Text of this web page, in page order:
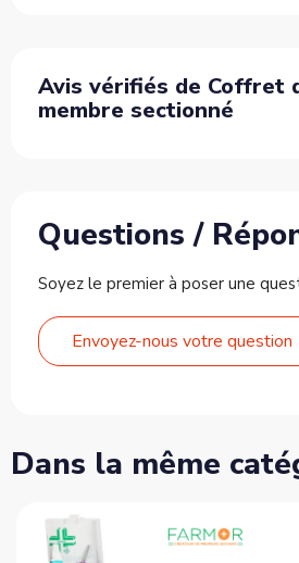
Avis vérifiés de Coffret
membre sectionné
Questions /
Soyez le premier à poser une
Envoyez-nous votre question
Dans la même